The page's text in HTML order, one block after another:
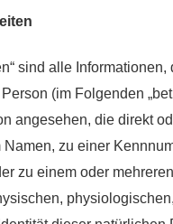
sind alle
(im Folgenden
angesehen, die direkt
zu einer
zu einem oder